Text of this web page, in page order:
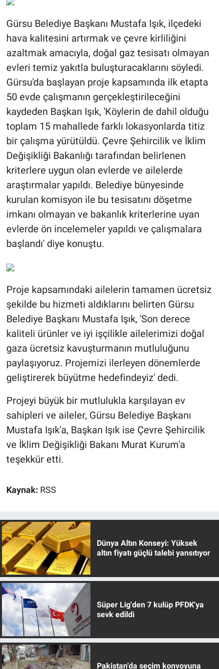
Gürsu Belediye Başkanı Mustafa Işık, ilçedeki
hava kalitesini artırmak ve çevre kirliliğini
azaltmak amacıyla, doğal gaz tesisatı olmayan
evleri temiz yakıtla buluşturacaklarını söyledi.
Gürsu'da başlayan proje kapsamında ilk etapta
50 evde çalışmanın gerçekleştirileceğini
kaydeden Başkan Işık, 'Köylerin de dahil olduğu
toplam 15 mahallede farklı lokasyonlarda titiz
bir çalışma yürütüldü. Çevre Şehircilik ve İklim
Değişikliği Bakanlığı tarafından belirlenen
kriterlere uygun olan evlerde ve ailelerde
araştırmalar yapıldı. Belediye bünyesinde
kurulan komisyon ile bu tesisatını döşetme
imkanı olmayan ve bakanlık kriterlerine uyan
evlerde ön incelemeler yapıldı ve çalışmalara
başlandı' diye konuştu.
Proje kapsamındaki ailelerin tamamen ücretsiz
şekilde bu hizmeti aldıklarını belirten Gürsu
Belediye Başkanı Mustafa Işık, 'Son derece
kaliteli ürünler ve iyi işçilikle ailelerimizi doğal
gaza ücretsiz kavuşturmanın mutluluğunu
paylaşıyoruz. Projemizi ilerleyen dönemlerde
geliştirerek büyütme hedefindeyiz' dedi.
Projeyi büyük bir mutlulukla karşılayan ev
sahipleri ve aileler, Gürsu Belediye Başkanı
Mustafa Işık'a, Başkan Işık ise Çevre Şehircilik
ve İklim Değişikliği Bakanı Murat Kurum'a
teşekkür etti.
Kaynak: RSS
Dünya Altın Konseyi: Yüksek
altın fiyatı güçlü talebi yansıtıyor
Süper Lig'den 7 kulüp PFDK'ya
sevk edildi
Pakistan’da seçim konvoyuna